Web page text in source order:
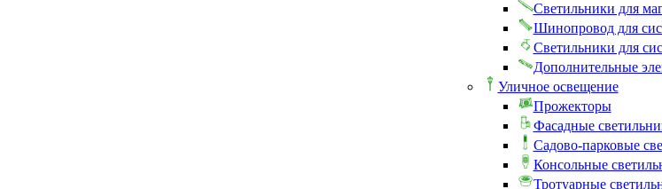
Светильники для
Шинопровод для
Светильники для
Дополнительные
Уличное освещение
Прожекторы
Фасадные
Садово-парковые
Консольные
Тротуарные